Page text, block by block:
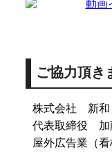
ご協力頂き
株式会社 新和
代表取締役 加
屋外広告業（看